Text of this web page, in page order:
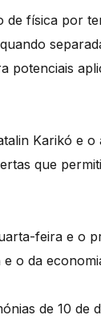
de física por
potenciais
Karikó e
que
feira e o
o da
de 10 de